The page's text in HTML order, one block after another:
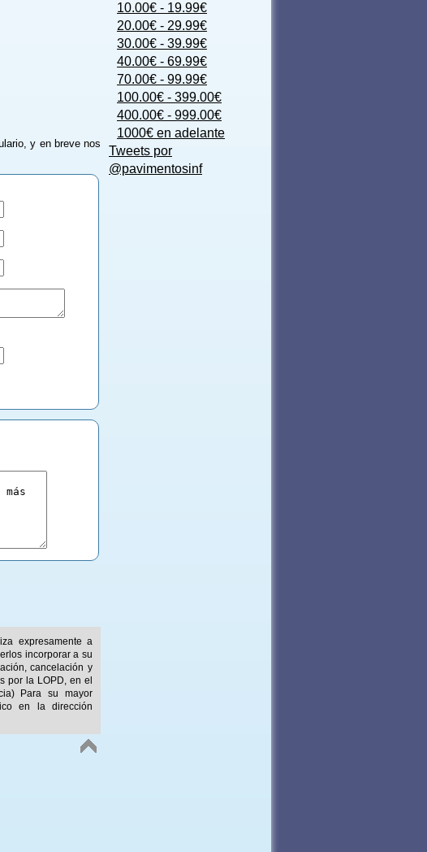
y en breve nos
expresamente a
incorporar a su
cancelación y
por la LOPD, en el
Para su mayor
en la dirección
10.00€ - 19.99€
20.00€ - 29.99€
30.00€ - 39.99€
40.00€ - 69.99€
70.00€ - 99.99€
100.00€ - 399.00€
400.00€ - 999.00€
1000€ en adelante
Tweets por
@pavimentosinf